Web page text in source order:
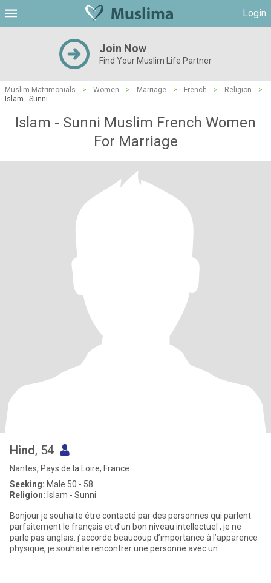
Login
Join Now
Find Your Muslim Life Partner
Muslim Matrimonials > Women > Marriage > French > Religion
>
Islam - Sunni
Islam - Sunni Muslim French Women
For Marriage
Hind, 54
Nantes, Pays de la Loire, France
Seeking: Male 50 - 58
Religion: Islam - Sunni
Bonjour je souhaite être contacté par des personnes qui parlent
parfaitement le français et d’un bon niveau intellectuel , je ne
parle pas anglais. j’accorde beaucoup d’importance à l’apparence
physique, je souhaite rencontrer une personne avec un